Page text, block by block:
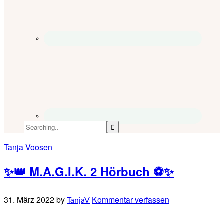
Tanja Voosen
✨👑 M.A.G.I.K. 2 Hörbuch ⚽✨
31. März 2022by TanjaV Kommentar verfassen